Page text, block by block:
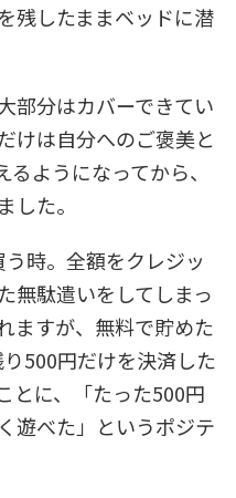
残したままベッドに潜
部分はカバーできてい
けは自分へのご褒美と
ようになってから、
した。
時。全額をクレジッ
無駄遣いをしてしまっ
ますが、無料で貯めた
500円だけを決済した
とに、「たった500円
遊べた」というポジテ